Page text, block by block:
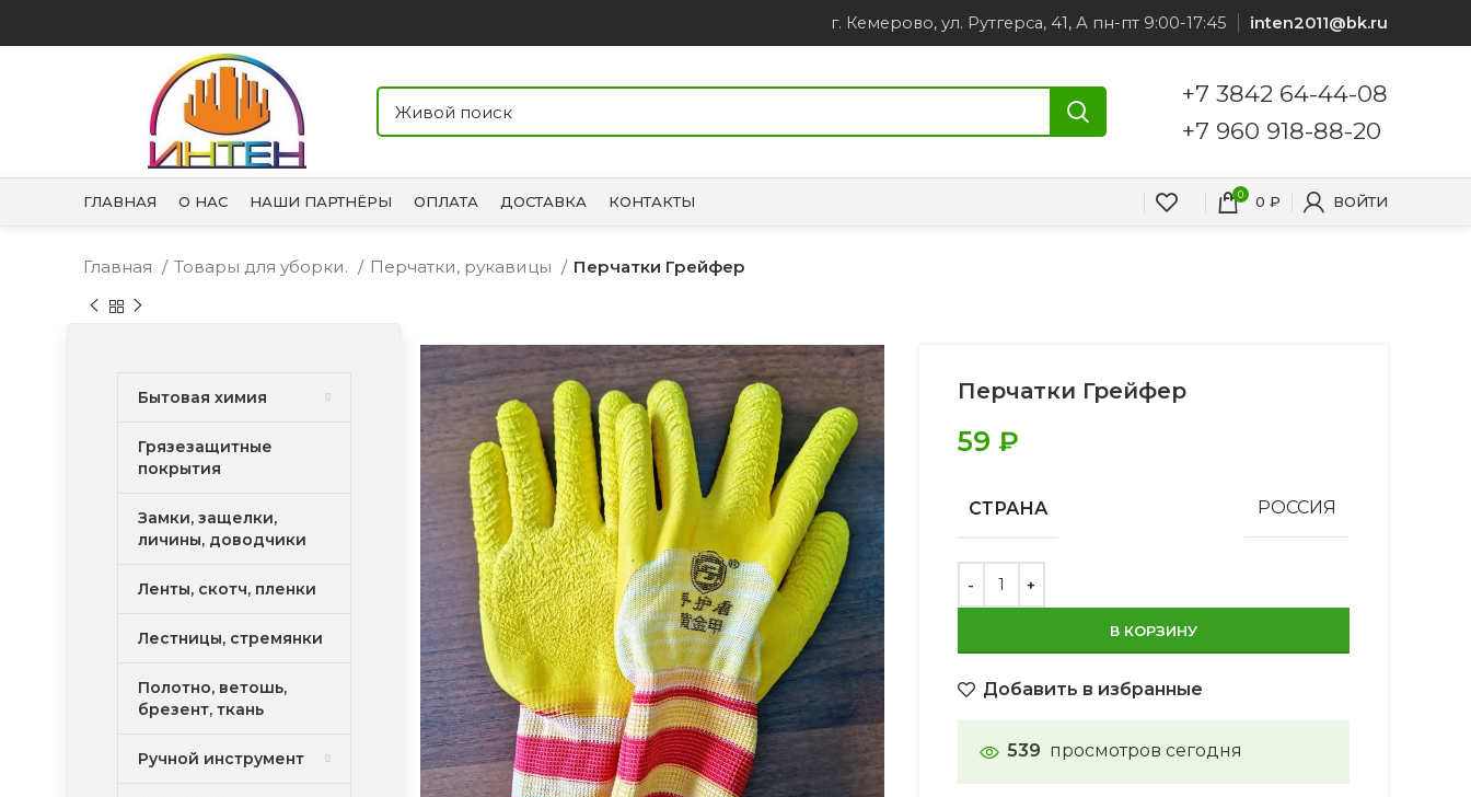
г. Кемерово, ул. Рутгерса, 41, А пн-пт 9:00-17:45 inten2011@bk.ru
+7 3842 64-44-08
+7 960 918-88-20
ГЛАВНАЯ О НАС НАШИ ПАРТНЁРЫ ОПЛАТА ДОСТАВКА КОНТАКТЫ 0 0 ₽ ВОЙТИ
Главная Товары для уборки. Перчатки, рукавицы Перчатки Грейфер
Перчатки Грейфер
59 ₽
СТРАНА РОССИЯ
В КОРЗИНУ
Добавить в избранные
539 просмотров сегодня
Бытовая химия
Грязезащитные
покрытия
Замки, защелки,
личины, доводчики
Ленты, скотч, пленки
Лестницы, стремянки
Полотно, ветошь,
брезент, ткань
Ручной инструмент